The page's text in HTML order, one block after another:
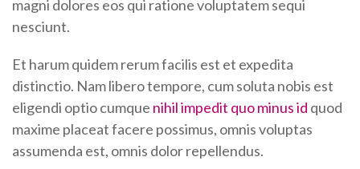
magni dolores eos qui ratione voluptatem sequi
nesciunt.
Et harum quidem rerum facilis est et expedita
distinctio. Nam libero tempore, cum soluta nobis est
eligendi optio cumque nihil impedit quo minus id quod
maxime placeat facere possimus, omnis voluptas
assumenda est, omnis dolor repellendus.